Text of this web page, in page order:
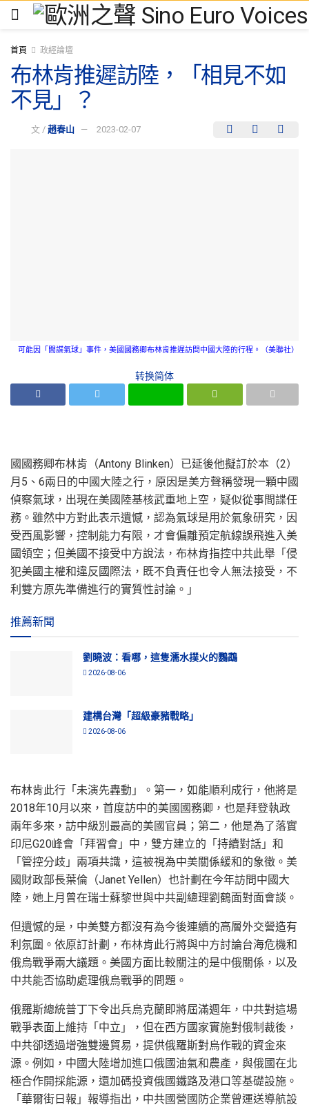
首頁 政經論壇
布林肯推遲訪陸，「相見不如
不見」？
文 / 趙春山 2023-02-07
可能因「間諜氣球」事件，美國國務卿布林肯推遲訪問中國大陸的行程。（美聯社）
转换简体
國國務卿布林肯（Antony Blinken）已延後他擬訂於本（2）
月5、6兩日的中國大陸之行，原因是美方聲稱發現一顆中國
偵察氣球，出現在美國陸基核武重地上空，疑似從事間諜任
務。雖然中方對此表示遺憾，認為氣球是用於氣象研究，因
受西風影響，控制能力有限，才會偏離預定航線誤飛進入美
國領空；但美國不接受中方說法，布林肯指控中共此舉「侵
犯美國主權和違反國際法，既不負責任也令人無法接受，不
利雙方原先準備進行的實質性討論。」
推薦新聞
劉曉波：看哪，這隻濡水撲火的鸚鵡
2026-08-06
建構台灣「超級豪豬戰略」
2026-08-06
布林肯此行「未演先轟動」。第一，如能順利成行，他將是
2018年10月以來，首度訪中的美國國務卿，也是拜登執政
兩年多來，訪中級別最高的美國官員；第二，他是為了落實
印尼G20峰會「拜習會」中，雙方建立的「持續對話」和
「管控分歧」兩項共識，這被視為中美關係緩和的象徵。美
國財政部長葉倫（Janet Yellen）也計劃在今年訪問中國大
陸，她上月曾在瑞士蘇黎世與中共副總理劉鶴面對面會談。
但遺憾的是，中美雙方都沒有為今後連續的高層外交營造有
利氛圍。依原訂計劃，布林肯此行將與中方討論台海危機和
俄烏戰爭兩大議題。美國方面比較關注的是中俄關係，以及
中共能否協助處理俄烏戰爭的問題。
俄羅斯總統普丁下令出兵烏克蘭即將屆滿週年，中共對這場
戰爭表面上維持「中立」，但在西方國家實施對俄制裁後，
中共卻透過增強雙邊貿易，提供俄羅斯對烏作戰的資金來
源。例如，中國大陸增加進口俄國油氣和農產，與俄國在北
極合作開採能源，還加碼投資俄國鐵路及港口等基礎設施。
「華爾街日報」報導指出，中共國營國防企業曾運送導航設